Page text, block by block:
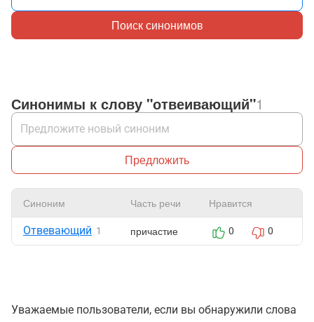
Поиск синонимов
Синонимы к слову "отвеивающий"1
Предложить
Синоним Часть речи Нравится
Отвевающий 1 причастие 0 0
Уважаемые пользователи, если вы обнаружили слова